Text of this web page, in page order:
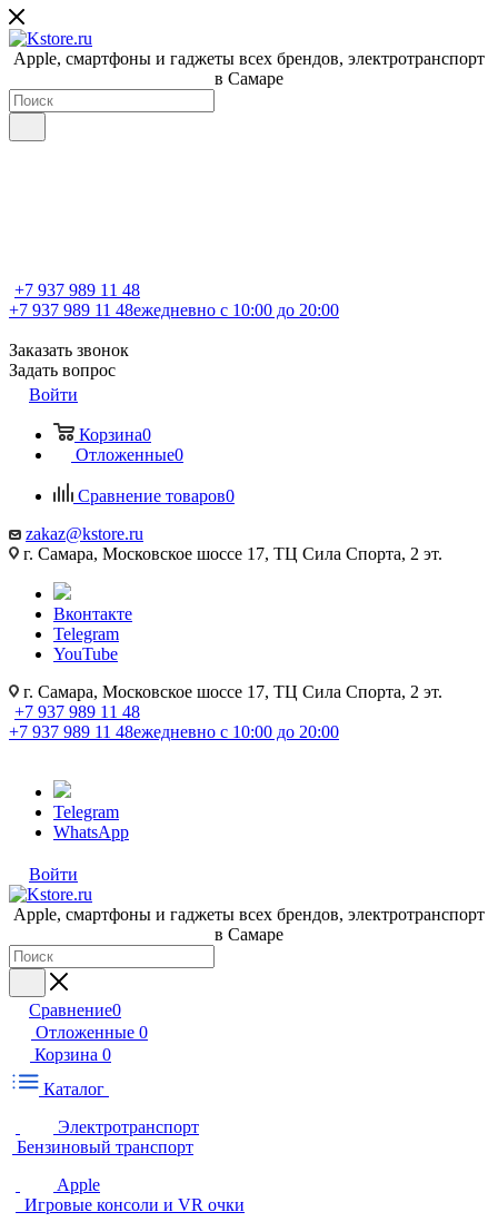
Apple, cмартфоны и гаджеты всех брендов, электротранспорт
в Самаре
+7 937 989 11 48
+7 937 989 11 48ежедневно с 10:00 до 20:00
Заказать звонок
Задать вопрос
Войти
Корзина0
Отложенные0
Сравнение товаров0
zakaz@kstore.ru
г. Самара, Московское шоссе 17, ТЦ Сила Спорта, 2 эт.
Вконтакте
Telegram
YouTube
г. Самара, Московское шоссе 17, ТЦ Сила Спорта, 2 эт.
+7 937 989 11 48
+7 937 989 11 48ежедневно с 10:00 до 20:00
Telegram
WhatsApp
Войти
Apple, cмартфоны и гаджеты всех брендов, электротранспорт
в Самаре
Сравнение0
Отложенные 0
Корзина 0
Каталог
Электротранспорт
Бензиновый транспорт
Apple
Игровые консоли и VR очки